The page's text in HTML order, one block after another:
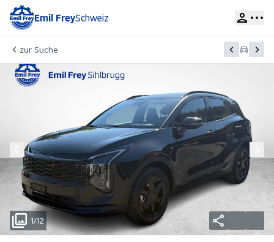
Emil FreySchweiz
zur Suche
1/12